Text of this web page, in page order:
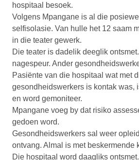
hospitaal besoek.
Volgens Mpangane is al die
selfisolasie. Van hulle het 12 saam
in die teater gewerk.
Die teater is dadelik deeglik
nagespeur. Ander
Pasiënte van die hospitaal wat met
gesondheidswerkers is kontak was,
en word gemoniteer.
Mpangane voeg by dat risiko
gedoen word.
Gesondheidswerkers sal weer
ontvang. Almal is met beskermende
Die hospitaal word daagliks